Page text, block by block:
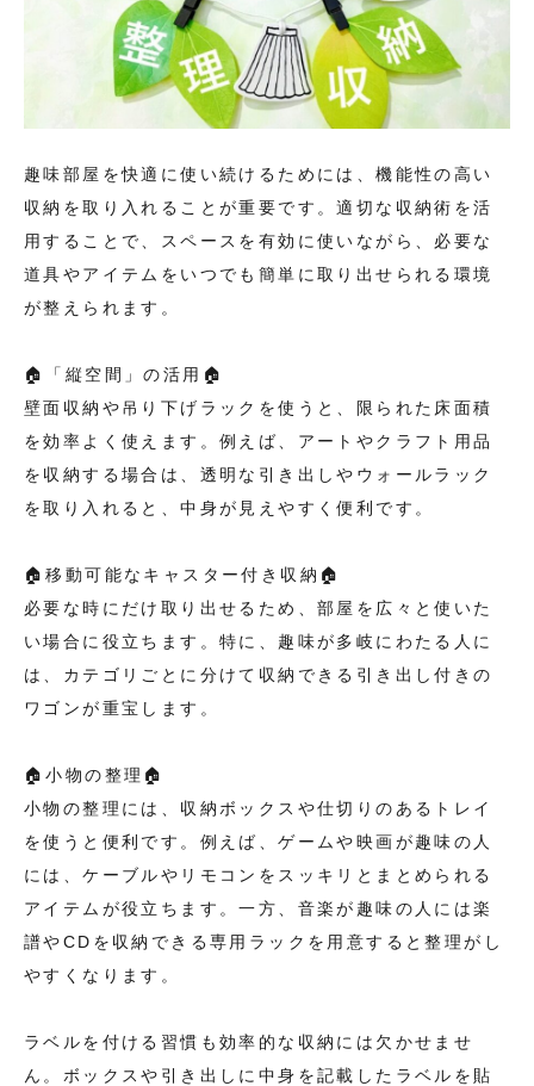
趣味部屋を快適に使い続けるためには、機能性の高い
収納を取り入れることが重要です。適切な収納術を活
用することで、スペースを有効に使いながら、必要な
道具やアイテムをいつでも簡単に取り出せられる環境
が整えられます。
🏠「縦空間」の活用🏠
壁面収納や吊り下げラックを使うと、限られた床面積
を効率よく使えます。例えば、アートやクラフト用品
を収納する場合は、透明な引き出しやウォールラック
を取り入れると、中身が見えやすく便利です。
🏠移動可能なキャスター付き収納🏠
必要な時にだけ取り出せるため、部屋を広々と使いた
い場合に役立ちます。特に、趣味が多岐にわたる人に
は、カテゴリごとに分けて収納できる引き出し付きの
ワゴンが重宝します。
🏠小物の整理🏠
小物の整理には、収納ボックスや仕切りのあるトレイ
を使うと便利です。例えば、ゲームや映画が趣味の人
には、ケーブルやリモコンをスッキリとまとめられる
アイテムが役立ちます。一方、音楽が趣味の人には楽
譜やCDを収納できる専用ラックを用意すると整理がし
やすくなります。
ラベルを付ける習慣も効率的な収納には欠かせませ
ん。ボックスや引き出しに中身を記載したラベルを貼